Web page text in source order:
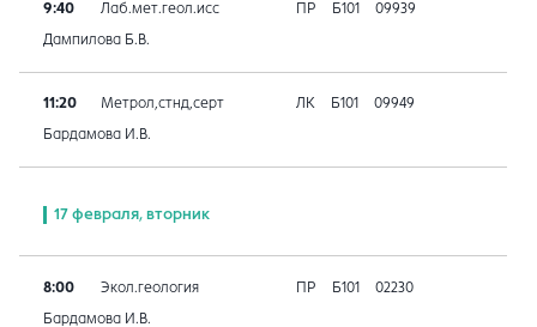
9:40 Лаб.мет.геол.исс ПР Б101 09939
Дампилова Б.В.
11:20 Метрол,стнд,серт ЛК Б101 09949
Бардамова И.В.
17 февраля, вторник
8:00 Экол.геология ПР Б101 02230
Бардамова И.В.